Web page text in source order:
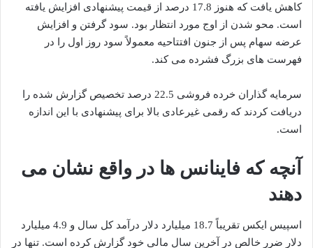
کاهش یافت که هنوز 17.8 درصد از قیمت پیشنهادی افزایش یافته
است. محو شدن از اوج مورد انتظار بود. سود گرفتن و افزایش
عرضه سهام پس از جنون افتتاحیه معمولاً سود روز اول را در
فهرست های بزرگ فشرده می کند.
سرمایه گذاران خرده فروشی 22.5 درصد تخصیص گزارش شده را
دریافت کردند که رقمی غیرعادی بالا برای پیشنهادی با این اندازه
است.
آنچه که فاینانس ها در واقع نشان می
دهند
اسپیس ایکس تقریباً 18.7 میلیارد دلار درآمد کل سال و 4.9 میلیارد
دلار ضرر خالص در آخرین سال مالی خود گزارش کرده است. تنها در